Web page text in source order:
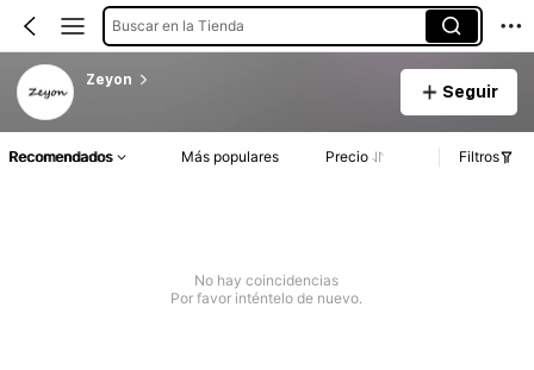
Buscar en la Tienda
Zeyon
Seguir
Recomendados Más populares Precio Filtros
No hay coincidencias
Por favor inténtelo de nuevo.